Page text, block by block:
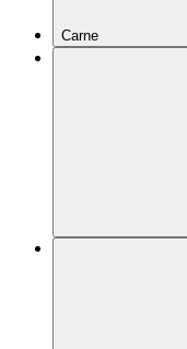
Carne